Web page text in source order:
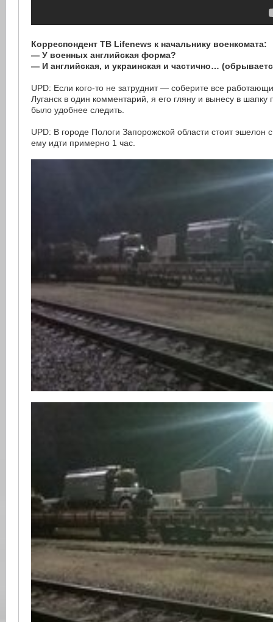
Корреспондент ТВ Lifenews к начальнику военкомата:
— У военных английская форма?
— И английская, и украинская и частично…
UPD: Если кого-то не затруднит — соберите все
Луганск в один комментарий, я его гляну и вынесу в
было удобнее следить.
UPD: В городе Пологи Запорожской области стоит эшелон
ему идти примерно 1 час.